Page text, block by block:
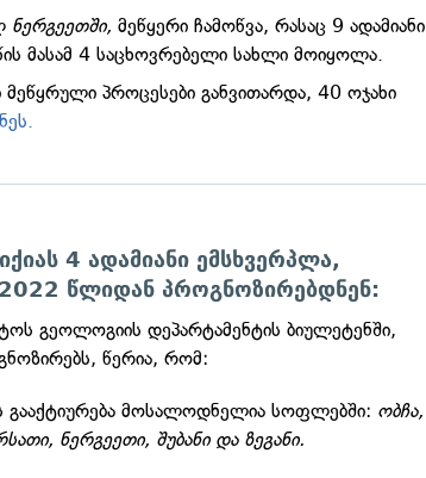
ნერგეეთში,მეწყერი ჩამოწვა, რასაც 9 ადამიანი
მასამ 4 საცხოვრებელი სახლი მოიყოლა.
პროცესები განვითარდა, 40 ოჯახი
4 ადამიანი ემსხვერპლა,
წლიდან პროგნოზირებდნენ:
გეოლოგიის დეპარტამენტის ბიულეტენში,
წერია, რომ:
გააქტიურება მოსალოდნელია სოფლებში: ობჩა,
ნერგეეთი, შუბანი და ზეგანი.